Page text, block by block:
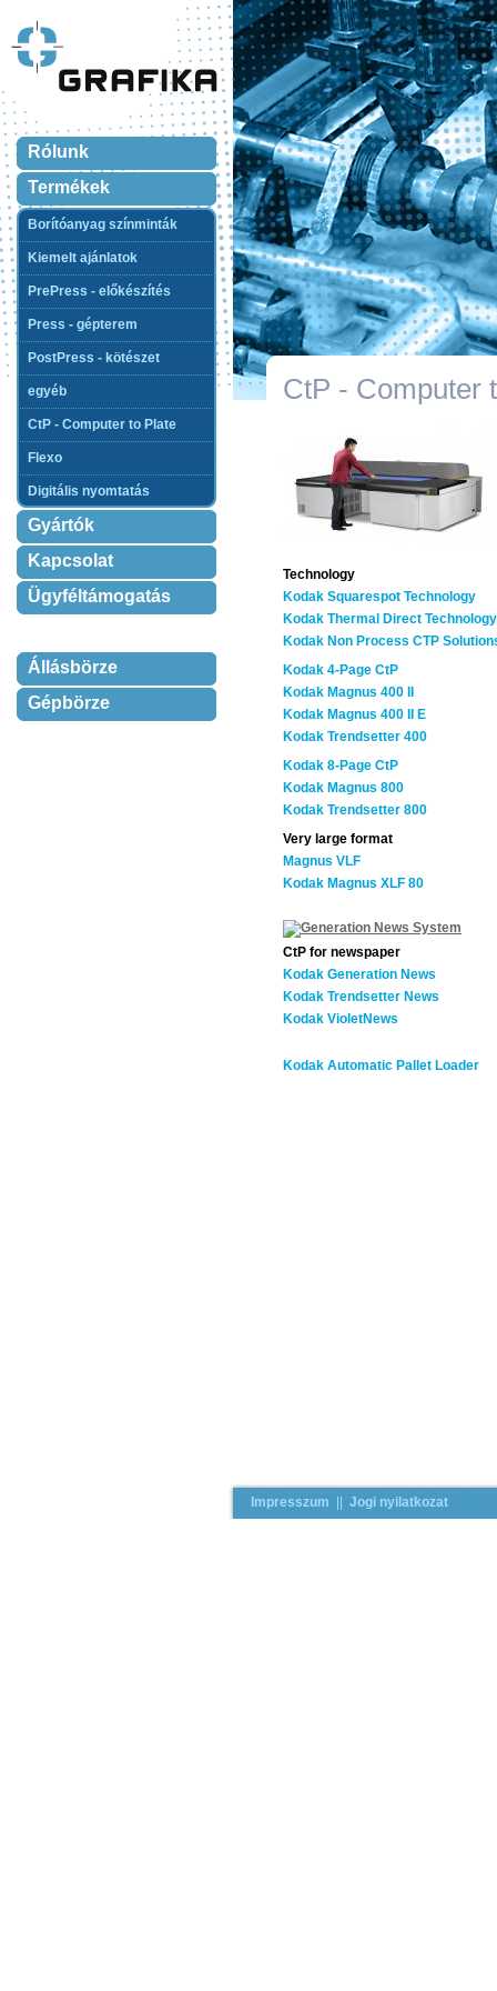
CtP - Computer
Technology
Kodak Squarespot Technology
Kodak Thermal Direct Technology
Kodak Non Process CTP
Kodak 4-Page CtP
Kodak Magnus 400 II
Kodak Magnus 400 II E
Kodak Trendsetter 400
Kodak 8-Page CtP
Kodak Magnus 800
Kodak Trendsetter 800
Very large format
Magnus VLF
Kodak Magnus XLF 80
CtP for newspaper
Kodak Generation News
Kodak Trendsetter News
Kodak VioletNews
Kodak Automatic Pallet Loader
Impresszum || Jogi nyilatkozat
Rólunk
Termékek
Borítóanyag színminták
Kiemelt ajánlatok
PrePress - előkészítés
Press - gépterem
PostPress - kötészet
egyéb
CtP - Computer to Plate
Flexo
Digitális nyomtatás
Gyártók
Kapcsolat
Ügyféltámogatás
Állásbörze
Gépbörze